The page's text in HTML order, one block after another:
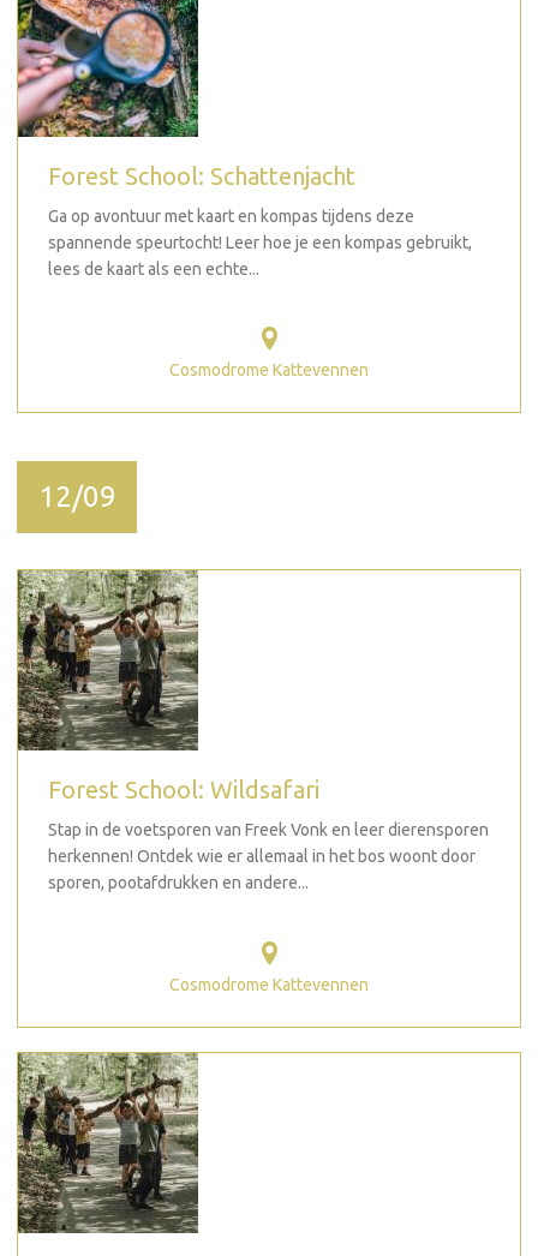
Forest School: Schattenjacht
Ga op avontuur met kaart en kompas tijdens deze
spannende speurtocht! Leer hoe je een kompas gebruikt,
lees de kaart als een echte...
Cosmodrome Kattevennen
12/09
Forest School: Wildsafari
Stap in de voetsporen van Freek Vonk en leer dierensporen
herkennen! Ontdek wie er allemaal in het bos woont door
sporen, pootafdrukken en andere...
Cosmodrome Kattevennen